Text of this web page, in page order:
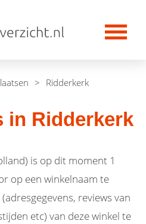
> Ridderkerk
in Ridderkerk
is op dit moment 1
op een winkelnaam te
reviews van
etc) van deze winkel te